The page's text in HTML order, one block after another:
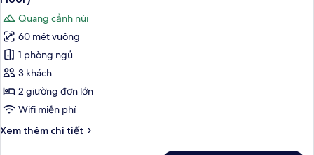
đình,
không
hút
thuốc
ảnh
Phòng
Suite
Junior,
không
hút
(Grand
Quang cảnh núi
60 mét vuông
1 phòng ngủ
3 khách
2 giường đơn lớn
Wifi miễn phí
Xem thêm chi tiết
Chi